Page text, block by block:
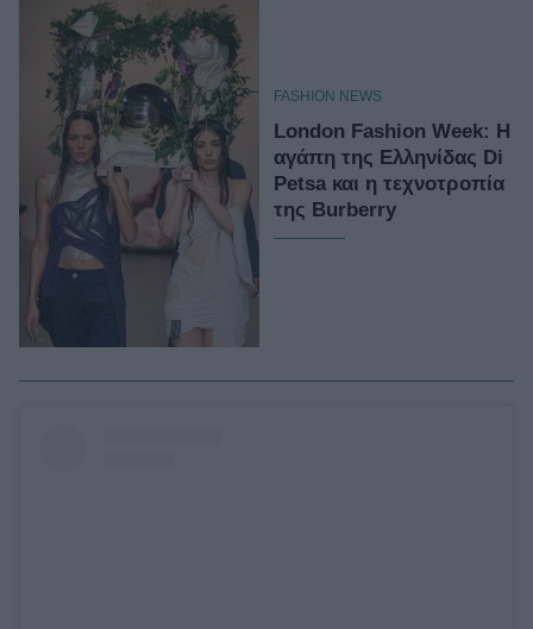
FASHION NEWS
London Fashion Week: Η
αγάπη της Ελληνίδας Di
Petsa και η τεχνοτροπία
της Burberry